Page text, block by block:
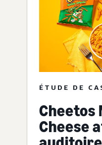
ÉTUDE DE
Cheetos
Cheese